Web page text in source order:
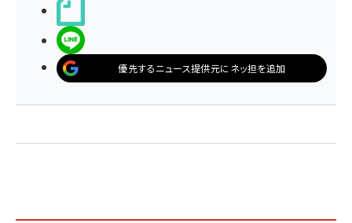
優先するニュース提供元にネッ担を追加